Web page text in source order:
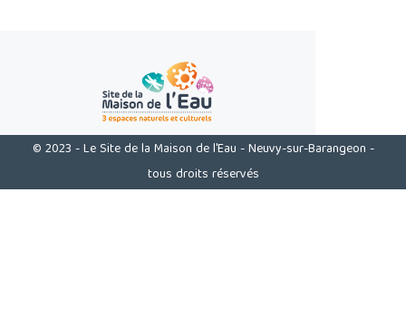
© 2023 - Le Site de la Maison de l'Eau - Neuvy-sur-Barangeon -
tous droits réservés